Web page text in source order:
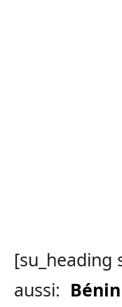
[su_heading
aussi: